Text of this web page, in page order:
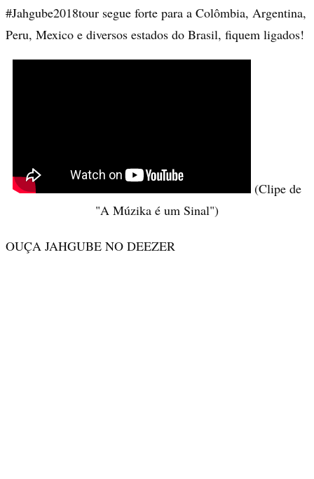
#Jahgube2018tour segue forte para a Colômbia, Argentina,
Peru, Mexico e diversos estados do Brasil, fiquem ligados!
(Clipe de
"A Múzika é um Sinal")
OUÇA JAHGUBE NO DEEZER